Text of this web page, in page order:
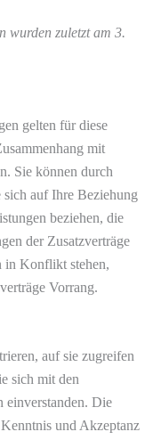
wurden zuletzt am 3.
gelten für diese
mit
Sie können durch
sich auf Ihre Beziehung
beziehen, die
der Zusatzverträge
in Konflikt stehen,
Vorrang.
auf sie zugreifen
sich mit den
einverstanden. Die
und Akzeptanz